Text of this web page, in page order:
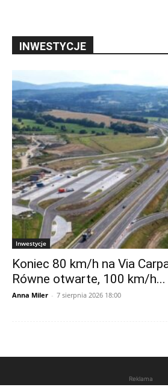
INWESTYCJE
Inwestycje
Koniec 80 km/h na Via
Równe otwarte, 100 km/h...
Anna Miler - 7 sierpnia 2026 18:00
Reklama